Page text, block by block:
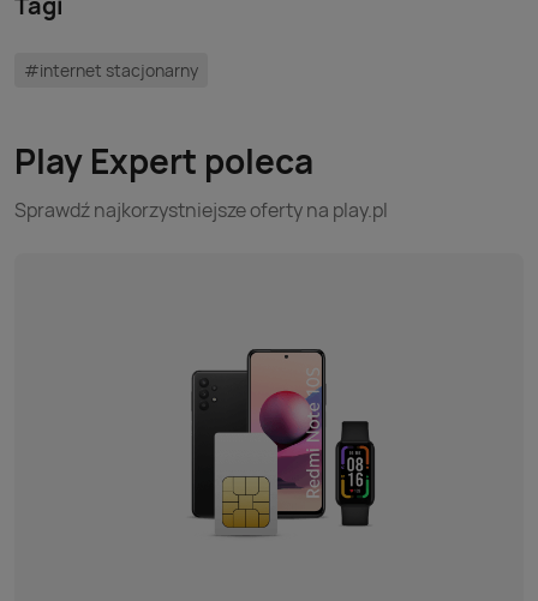
#internet stacjonarny
Play Expert poleca
Sprawdź najkorzystniejsze oferty na play.pl